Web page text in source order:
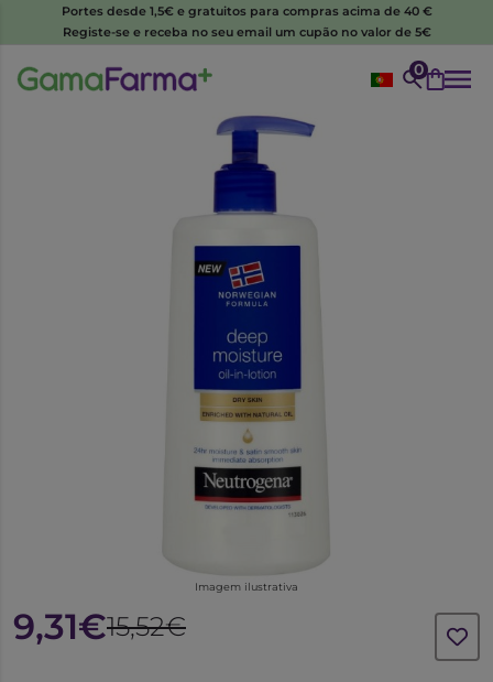
Portes desde 1,5€ e gratuitos para compras acima de 40 €
Registe-se e receba no seu email um cupão no valor de 5€
0
Imagem ilustrativa
9,31€15,52€